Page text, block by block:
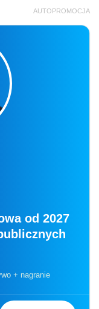
AUTOPROMOCJA
od 2027
+ nagranie